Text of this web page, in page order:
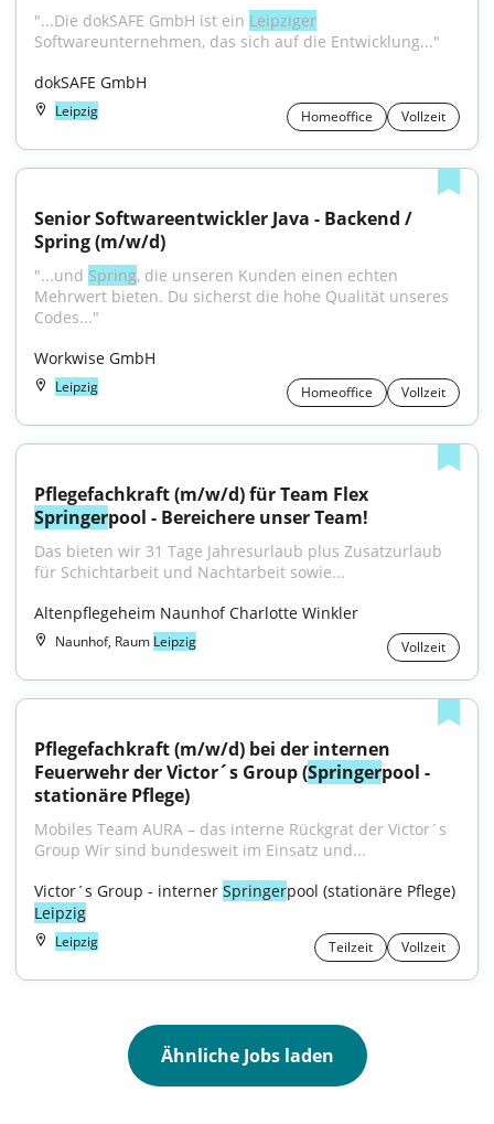
"...Die dokSAFE GmbH ist ein Leipziger
Softwareunternehmen, das sich auf die Entwicklung..."
dokSAFE GmbH
Leipzig Homeoffice Vollzeit
Senior Softwareentwickler Java - Backend /
Spring (m/w/d)
"...und Spring, die unseren Kunden einen echten
Mehrwert bieten. Du sicherst die hohe Qualität unseres
Codes..."
Workwise GmbH
Leipzig Homeoffice Vollzeit
Springerpool - Bereichere unser Team!
Das bieten wir 31 Tage Jahresurlaub plus Zusatzurlaub
für Schichtarbeit und Nachtarbeit sowie...
Altenpflegeheim Naunhof Charlotte Winkler
Naunhof, Raum Leipzig Vollzeit
Pflegefachkraft (m/w/d) bei der internen
Feuerwehr der Victor´s Group (Springerpool -
stationäre Pflege)
Mobiles Team AURA – das interne Rückgrat der Victor´s
Group Wir sind bundesweit im Einsatz und...
Victor´s Group - interner Springer
Leipzig
Leipzig Teilzeit Vollzeit
Ähnliche Jobs laden